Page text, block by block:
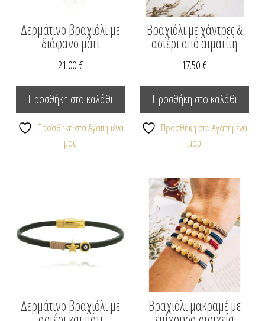
Δερμάτινο βραχιόλι με
διάφανο μάτι
21.00€
Προσθήκη στο καλάθι
Προσθήκη στα Αγαπημένα
μου
Βραχιόλι με χάντρες &
αστέρι από αιματίτη
17.50€
Προσθήκη στο καλάθι
Προσθήκη στα Αγαπημένα
μου
Δερμάτινο βραχιόλι με Βραχιόλι μακραμέ με